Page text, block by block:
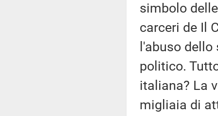
simbolo
carceri de Il
l'abuso
politico.
italiana? La
migliaia di